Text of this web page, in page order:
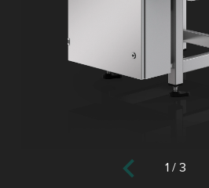
1 /3